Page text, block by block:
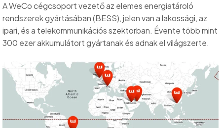
A WeCo cégcsoport vezető az elemes energiatároló
rendszerek gyártásában (BESS), jelen van a lakossági, az
ipari, és a telekommunikációs szektorban. Évente több mint
300 ezer akkumulátort gyártanak és adnak el világszerte.